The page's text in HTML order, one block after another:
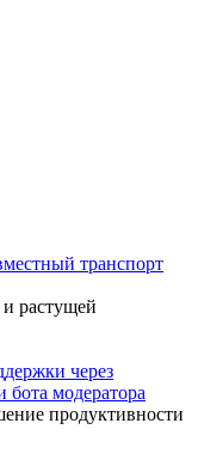
транспорт
растущей
через
бота модератора
продуктивности